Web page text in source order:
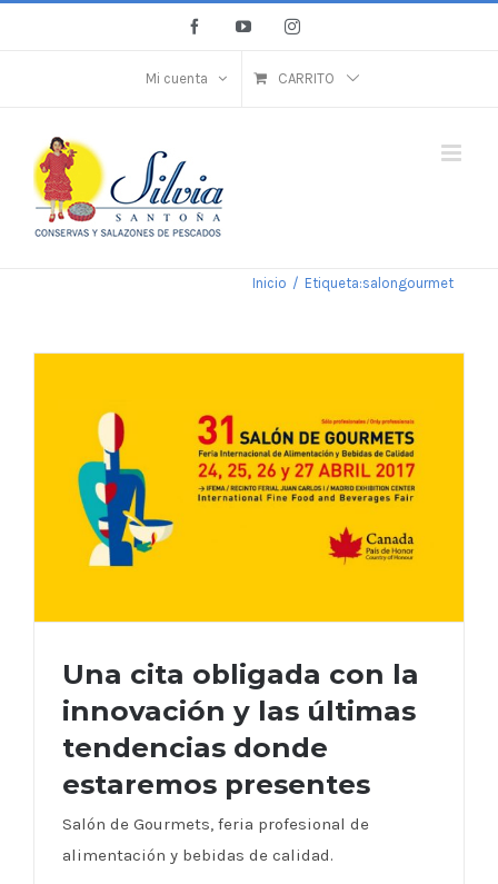
FacebookYouTubeInstagram
Mi cuenta CARRITO
Inicio / Etiqueta:salongourmet
Una cita obligada con la innovación y las
últimas tendencias donde estaremos
presentes
Una cita obligada con la
innovación y las últimas
tendencias donde
estaremos presentes
Salón de Gourmets, feria profesional de
alimentación y bebidas de calidad.